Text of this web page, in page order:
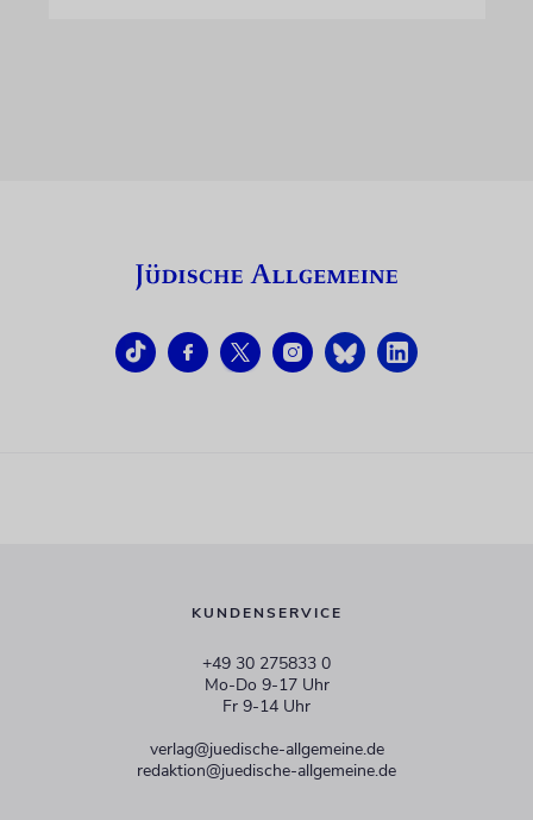
KUNDENSERVICE
+49 30 275833 0
Mo-Do 9-17 Uhr
Fr 9-14 Uhr
verlag@juedische-allgemeine.de
redaktion@juedische-allgemeine.de